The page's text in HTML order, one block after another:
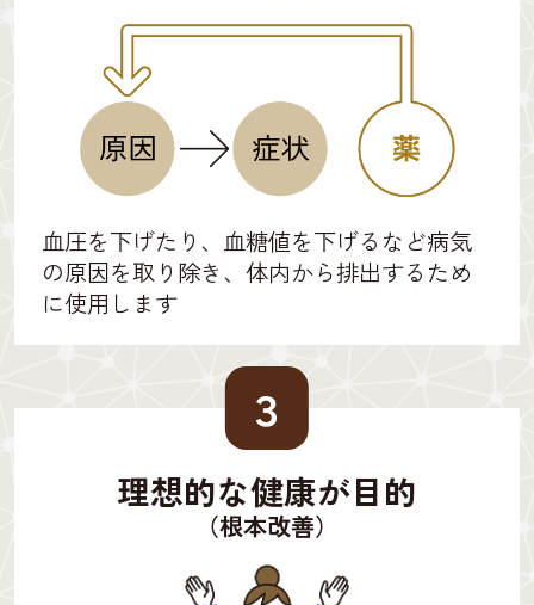
血圧を下げたり、血糖値を下げるなど病気
の原因を取り除き、体内から排出するため
に使用します
３
理想的な健康が目的
（根本改善）